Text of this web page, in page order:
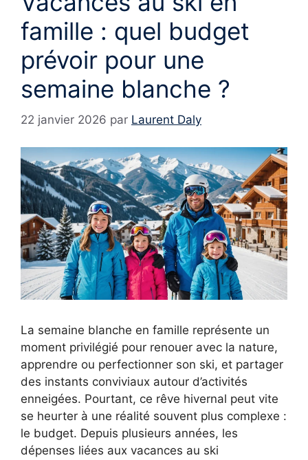
famille : quel budget
prévoir pour une
semaine blanche ?
22 janvier 2026 par Laurent Daly
La semaine blanche en famille représente un
moment privilégié pour renouer avec la nature,
apprendre ou perfectionner son ski, et partager
des instants conviviaux autour d’activités
enneigées. Pourtant, ce rêve hivernal peut vite
se heurter à une réalité souvent plus complexe :
le budget. Depuis plusieurs années, les
dépenses liées aux vacances au ski